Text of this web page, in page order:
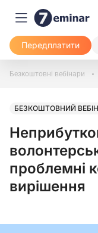
Передплатити
Безкоштовні вебінари
БЕЗКОШТОВНИЙ
проблемні
вирішення